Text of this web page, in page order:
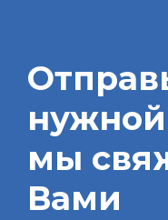
мы
Вами